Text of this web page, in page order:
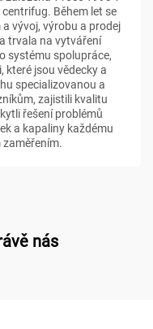
Během let se
vývoj, výrobu a prodej
trvala na vytváření
systému spolupráce,
které jsou vědecky a
specializovanou a
zajistili kvalitu
řešení problémů
a kapaliny každému
nás